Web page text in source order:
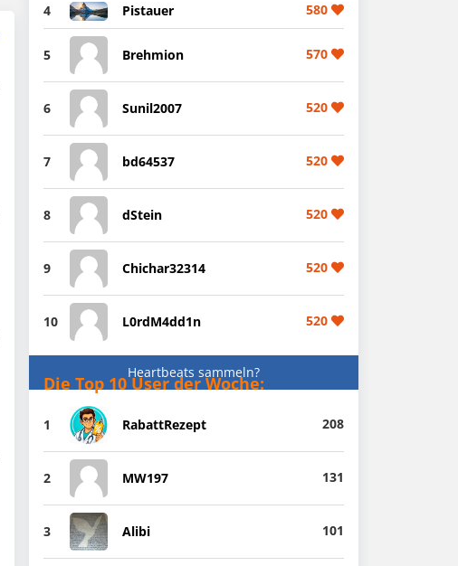
4 Pistauer 580
5 Brehmion 570
6 Sunil2007 520
7 bd64537 520
8 dStein 520
9 Chichar32314 520
10 L0rdM4dd1n 520
Heartbeats sammeln?
Die Top 10 User der Woche:
1 RabattRezept 208
2 MW197 131
3 Alibi 101